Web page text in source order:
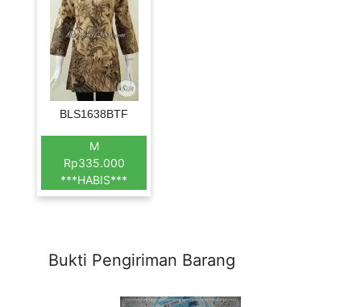
BLS1638BTF
M
Rp335.000
***HABIS***
Bukti Pengiriman Barang